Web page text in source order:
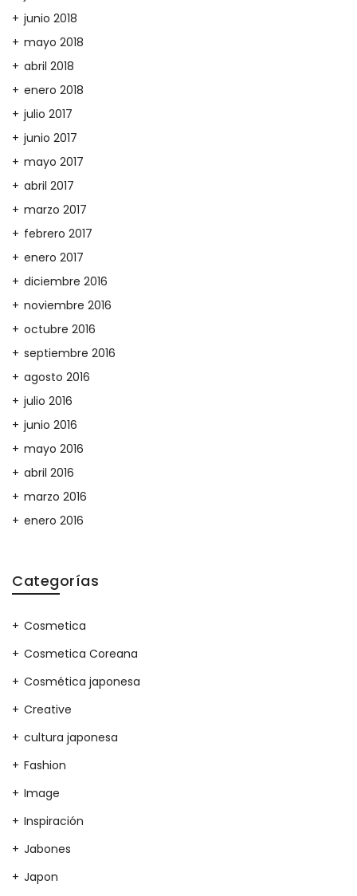
junio 2018
mayo 2018
abril 2018
enero 2018
julio 2017
junio 2017
mayo 2017
abril 2017
marzo 2017
febrero 2017
enero 2017
diciembre 2016
noviembre 2016
octubre 2016
septiembre 2016
agosto 2016
julio 2016
junio 2016
mayo 2016
abril 2016
marzo 2016
enero 2016
Categorías
Cosmetica
Cosmetica Coreana
Cosmética japonesa
Creative
cultura japonesa
Fashion
Image
Inspiración
Jabones
Japon